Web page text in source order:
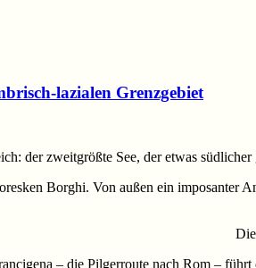
lazialen Grenzgebiet
der zweitgrößte See, der etwas
Borghi. Von außen ein imposanter
– die Pilgerroute nach Rom –